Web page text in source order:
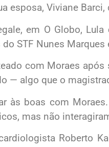
esposa, Viviane
em O Globo,
STF Nunes Marques
com Moraes
— algo que o
às boas com
mas não
Roberto